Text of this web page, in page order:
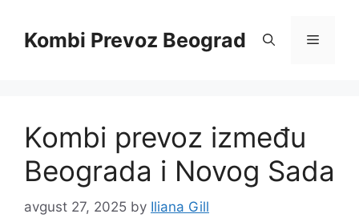
contentKombi Prevoz Beograd Menu
Kombi prevoz između
Beograda i Novog Sada
avgust 27, 2025 by Iliana Gill